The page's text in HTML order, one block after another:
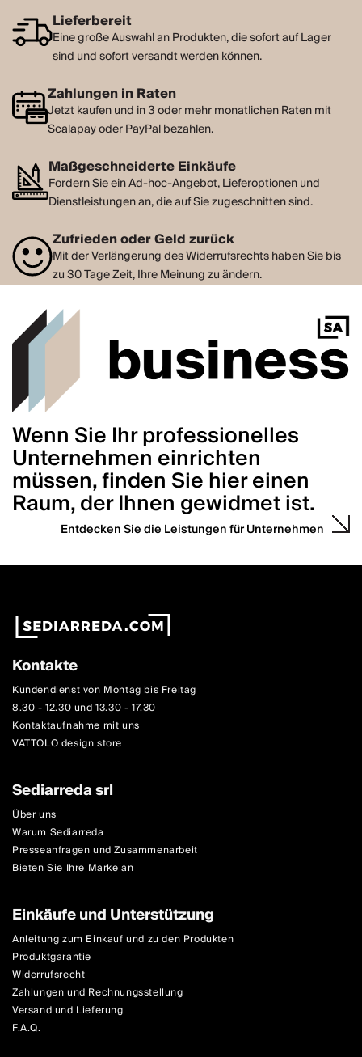
Lieferbereit
Eine große Auswahl an Produkten, die sofort auf Lager
sind und sofort versandt werden können.
Zahlungen in Raten
Jetzt kaufen und in 3 oder mehr monatlichen Raten mit
Scalapay oder PayPal bezahlen.
Maßgeschneiderte Einkäufe
Fordern Sie ein Ad-hoc-Angebot, Lieferoptionen und
Dienstleistungen an, die auf Sie zugeschnitten sind.
Zufrieden oder Geld zurück
Mit der Verlängerung des Widerrufsrechts haben Sie bis
zu 30 Tage Zeit, Ihre Meinung zu ändern.
Wenn Sie Ihr professionelles
Unternehmen einrichten
müssen, finden Sie hier einen
Raum, der Ihnen gewidmet ist.
Entdecken Sie die Leistungen für Unternehmen
Kontakte
Kundendienst von Montag bis Freitag
8.30 - 12.30 und 13.30 - 17.30
Kontaktaufnahme mit uns
VATTOLO design store
Sediarreda srl
Über uns
Warum Sediarreda
Presseanfragen und Zusammenarbeit
Bieten Sie Ihre Marke an
Einkäufe und Unterstützung
Anleitung zum Einkauf und zu den Produkten
Produktgarantie
Widerrufsrecht
Zahlungen und Rechnungsstellung
Versand und Lieferung
F.A.Q.